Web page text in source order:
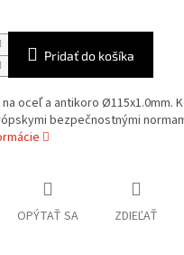
Pridať do košíka
oceľ a antikoro Ø115x1.0mm.
bezpečnostnými
OPÝTAŤ SA ZDIEĽAŤ